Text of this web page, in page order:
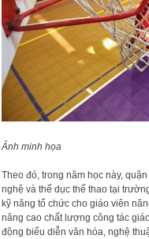
Ảnh minh họa
Theo đó, trong năm học này,
nghệ và thể dục thể thao tại
kỹ năng tổ chức cho giáo viên
nâng cao chất lượng công tác
động biểu diễn văn hóa, nghệ